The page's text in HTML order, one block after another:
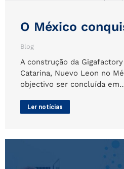
O México
Blog
A construção da
Catarina, Nuevo Leon no
objectivo ser concluída
Ler notícias